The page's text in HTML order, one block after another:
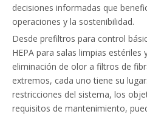
decisiones informadas que
operaciones y la sostenibilidad.
Desde prefiltros para control
HEPA para salas limpias
eliminación de olor a filtros de
extremos, cada uno tiene su
restricciones del sistema, los
requisitos de mantenimiento,